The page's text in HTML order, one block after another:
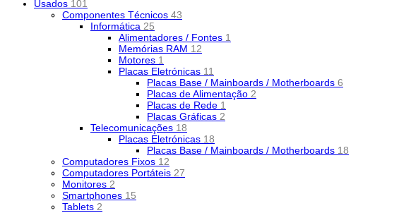
Usados 101
Componentes Técnicos 43
Informática 25
Alimentadores / Fontes 1
Memórias RAM 12
Motores 1
Placas Eletrónicas 11
Placas Base / Mainboards / Motherboards 6
Placas de Alimentação 2
Placas de Rede 1
Placas Gráficas 2
Telecomunicações 18
Placas Eletrónicas 18
Placas Base / Mainboards / Motherboards 18
Computadores Fixos 12
Computadores Portáteis 27
Monitores 2
Smartphones 15
Tablets 2